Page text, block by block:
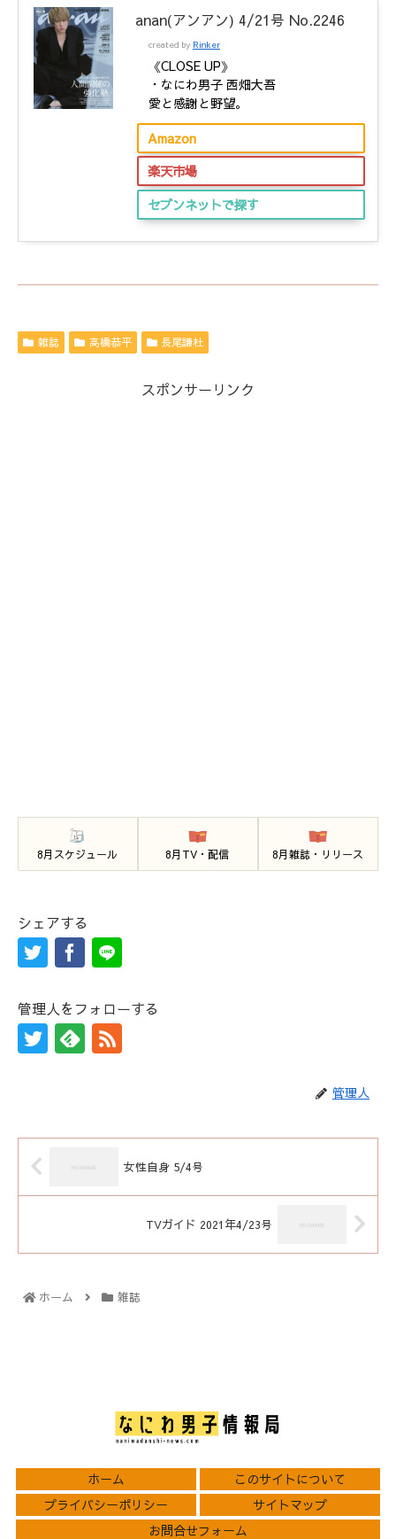
anan(アンアン) 4/21号 No.2246
created by Rinker
《CLOSE UP》
・なにわ男子 西畑大吾
愛と感謝と野望。
Amazon
楽天市場
セブンネットで探す
雑誌 高橋恭平 長尾謙杜
スポンサーリンク
8月スケジュール 8月TV・配信 8月雑誌・リリース
シェアする
管理人をフォローする
管理人
女性自身 5/4号
TVガイド 2021年4/23号
ホーム 雑誌
ホーム
このサイトについて
プライバシーポリシー
サイトマップ
お問合せフォーム